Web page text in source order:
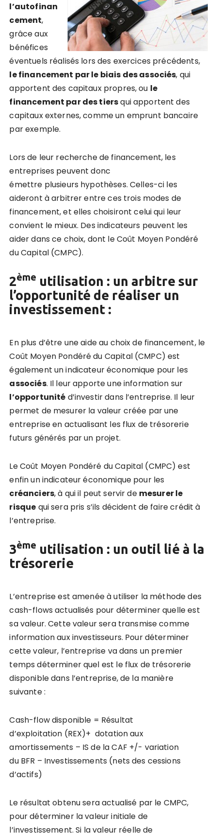
l’autofinan
cement,
grâce aux
bénéfices
éventuels réalisés lors des exercices précédents,
le financement par le biais des associés, qui
apportent des capitaux propres, ou le
financement par des tiersqui apportent des
capitaux externes, comme un emprunt bancaire
par exemple.
Lors de leur recherche de financement, les
entreprises peuvent donc
émettre plusieurs hypothèses. Celles-ci les
aideront à arbitrer entre ces trois modes de
financement, et elles choisiront celui qui leur
convient le mieux. Des indicateurs peuvent les
aider dans ce choix, dont le Coût Moyen Pondéré
du Capital (CMPC).
2ème utilisation : un arbitre sur
l’opportunité de réaliser un
investissement :
En plus d’être une aide au choix de financement, le
Coût Moyen Pondéré du Capital (CMPC) est
également un indicateur économique pour les
associés. Il leur apporte une information sur
l’opportunité d’investir dans l’entreprise. Il leur
permet de mesurer la valeur créée par une
entreprise en actualisant les flux de trésorerie
futurs générés par un projet.
Le Coût Moyen Pondéré du Capital (CMPC) est
enfin un indicateur économique pour les
créanciers, à qui il peut servir de mesurer le
risque qui sera pris s’ils décident de faire crédit à
l’entreprise.
3ème utilisation : un outil lié à la
trésorerie
L’entreprise est amenée à utiliser la méthode des
cash-flows actualisés pour déterminer quelle est
sa valeur. Cette valeur sera transmise comme
information aux investisseurs. Pour déterminer
cette valeur, l’entreprise va dans un premier
temps déterminer quel est le flux de trésorerie
disponible dans l’entreprise, de la manière
suivante :
Cash-flow disponible = Résultat
d’exploitation (REX)+ dotation aux
amortissements – IS de la CAF +/- variation
du BFR – Investissements (nets des cessions
d’actifs)
Le résultat obtenu sera actualisé par le CMPC,
pour déterminer la valeur initiale de
l’investissement. Si la valeur réelle de